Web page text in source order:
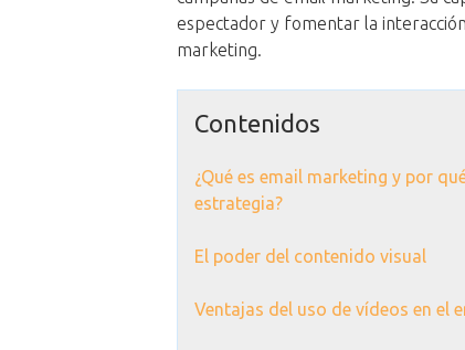
espectador y fomentar la
marketing.
Contenidos
¿Qué es email marketing y por
estrategia?
El poder del contenido visual
Ventajas del uso de vídeos en el